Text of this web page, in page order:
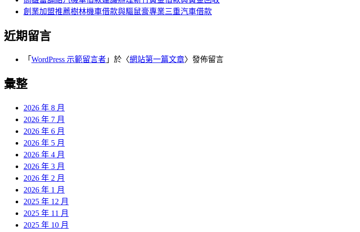
創業加盟推薦樹林機車借款與驅鼠膏專業三重汽車借款
近期留言
「 WordPress 示範留言者 」於〈網站第一篇文章〉發佈留言
彙整
2026 年 8 月
2026 年 7 月
2026 年 6 月
2026 年 5 月
2026 年 4 月
2026 年 3 月
2026 年 2 月
2026 年 1 月
2025 年 12 月
2025 年 11 月
2025 年 10 月